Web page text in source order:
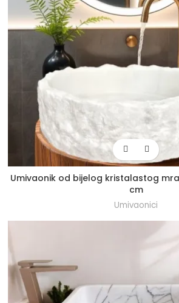
Umivaonik od bijelog kristalastog
cm
Umivaonici